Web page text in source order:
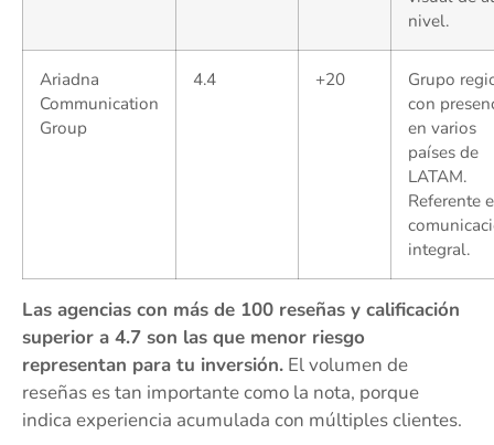
nivel.
Ariadna
Communication
Group
4.4 +20
Grupo
con
en varios
países de
LATAM.
Referente
integral.
Las agencias con más de 100 reseñas y calificación
superior a 4.7 son las que menor riesgo
representan para tu inversión. El volumen de
reseñas es tan importante como la nota, porque
indica experiencia acumulada con múltiples clientes.